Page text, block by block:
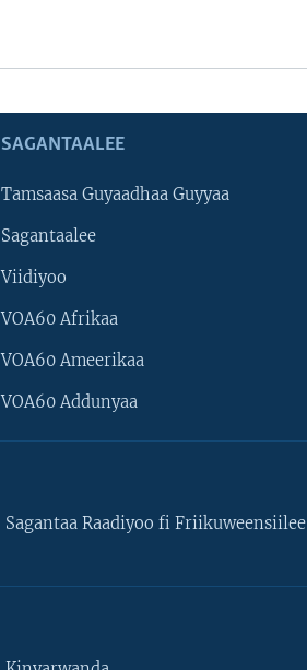
SAGANTAALEE
Tamsaasa Guyaadhaa Guyyaa
Sagantaalee
Viidiyoo
VOA60 Afrikaa
VOA60 Ameerikaa
VOA60 Addunyaa
Sagantaa Raadiyoo fi Friikuweensiilee